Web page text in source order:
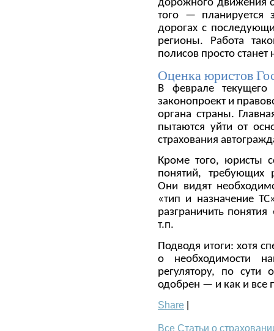
того — планируется
дорогах с
регионы. Работа
полисов просто
Оценка юристов
В феврале
законопроект и
органа страны.
пытаются уйти от
страхования
Кроме того, юристы
понятий, требующих
Они видят
«тип и назначение
разграничить
т.п.
Подводя итоги: хотя
о необходимости
регулятору, по
одобрен — и как и
Share
Все Статьи о